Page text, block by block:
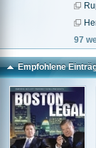
97
Empfohlene